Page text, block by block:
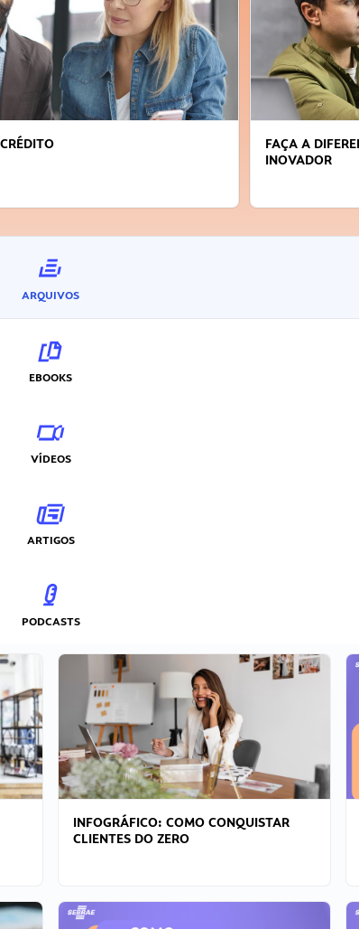
FAÇA A
INOVADOR
ARQUIVOS
EBOOKS
VÍDEOS
ARTIGOS
PODCASTS
INFOGRÁFICO: COMO CONQUISTAR
CLIENTES DO ZERO